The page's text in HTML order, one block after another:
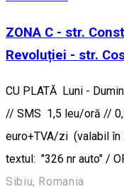
ZONA C - str.
Revoluției - str.
CU PLATĂ Luni -
// SMS 1,5 leu/oră //
euro+TVA/zi (valabil în
textul: "326 nr auto" /
Sibiu, Romania